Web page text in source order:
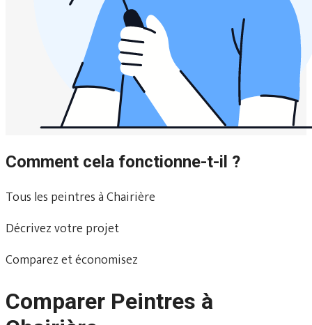
Comment cela fonctionne-t-il ?
Tous les peintres à Chairière
Décrivez votre projet
Comparez et économisez
Comparer Peintres à